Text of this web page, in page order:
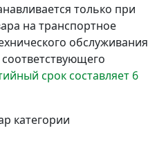
только при
на транспортное
обслуживания
срок составляет 6
категории